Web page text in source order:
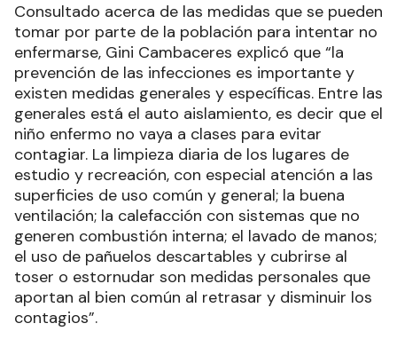
Consultado acerca de las medidas que se pueden
tomar por parte de la población para intentar no
enfermarse, Gini Cambaceres explicó que “la
prevención de las infecciones es importante y
existen medidas generales y específicas. Entre las
generales está el auto aislamiento, es decir que el
niño enfermo no vaya a clases para evitar
contagiar. La limpieza diaria de los lugares de
estudio y recreación, con especial atención a las
superficies de uso común y general; la buena
ventilación; la calefacción con sistemas que no
generen combustión interna; el lavado de manos;
el uso de pañuelos descartables y cubrirse al
toser o estornudar son medidas personales que
aportan al bien común al retrasar y disminuir los
contagios”.